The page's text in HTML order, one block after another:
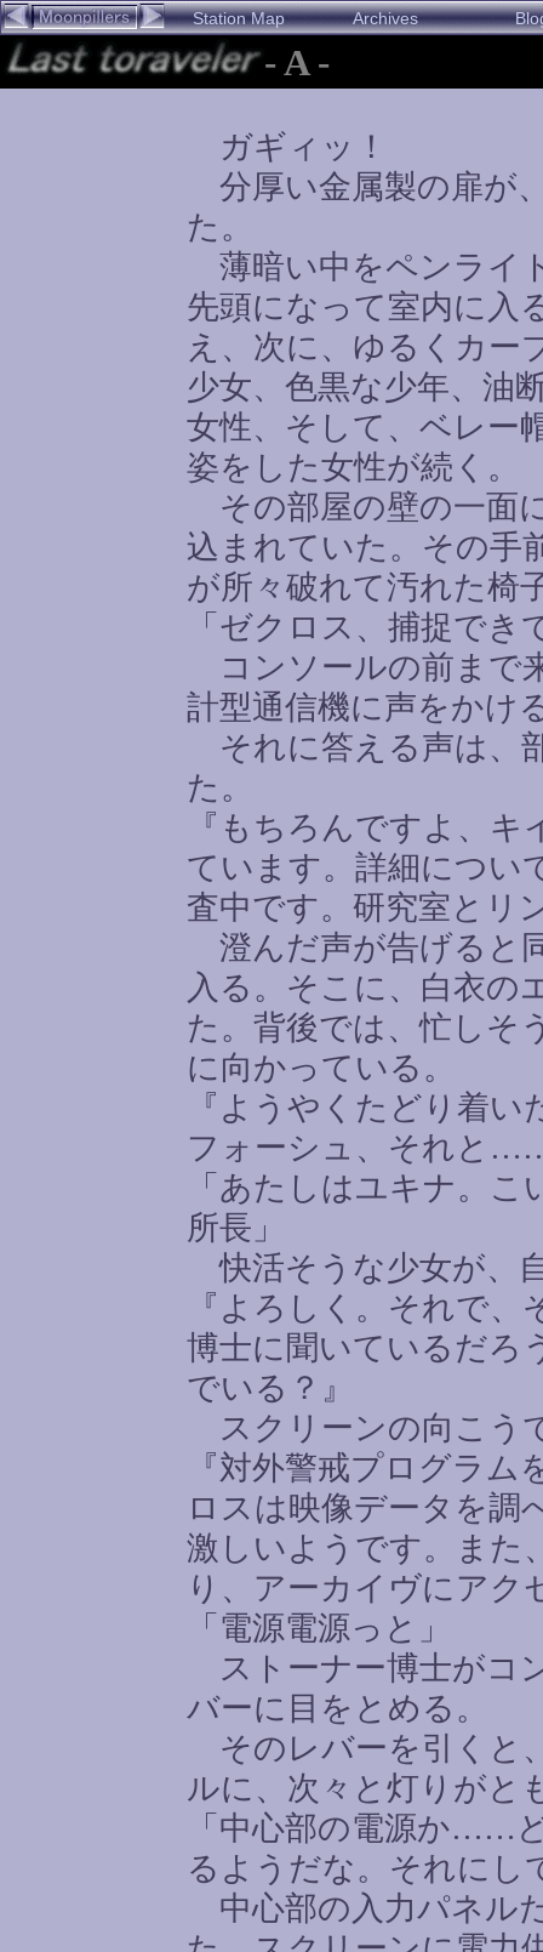
Station Map Archives
- A -
ガギィッ！
分厚い金属製の扉が
た。
薄暗い中をペンライ
先頭になって室内に入
え、次に、ゆるくカー
少女、色黒な少年、油
女性、そして、ベレー
姿をした女性が続く。
その部屋の壁の一面
込まれていた。その手
が所々破れて汚れた椅
「ゼクロス、捕捉でき
コンソールの前まで
計型通信機に声をかけ
それに答える声は、
た。
『もちろんですよ、
ています。詳細につい
査中です。研究室とリ
澄んだ声が告げると
入る。そこに、白衣の
た。背後では、忙しそ
に向かっている。
『ようやくたどり着
フォーシュ、それと
「あたしはユキナ。
所長」
快活そうな少女が、
『よろしく。それで
博士に聞いているだろ
でいる？』
スクリーンの向こう
『対外警戒プログラ
ロスは映像データを調
激しいようです。また
り、アーカイヴにアク
「電源電源っと」
ストーナー博士がコ
バーに目をとめる。
そのレバーを引くと
ルに、次々と灯りがと
「中心部の電源か……
るようだな。それにし
中心部の入力パネル